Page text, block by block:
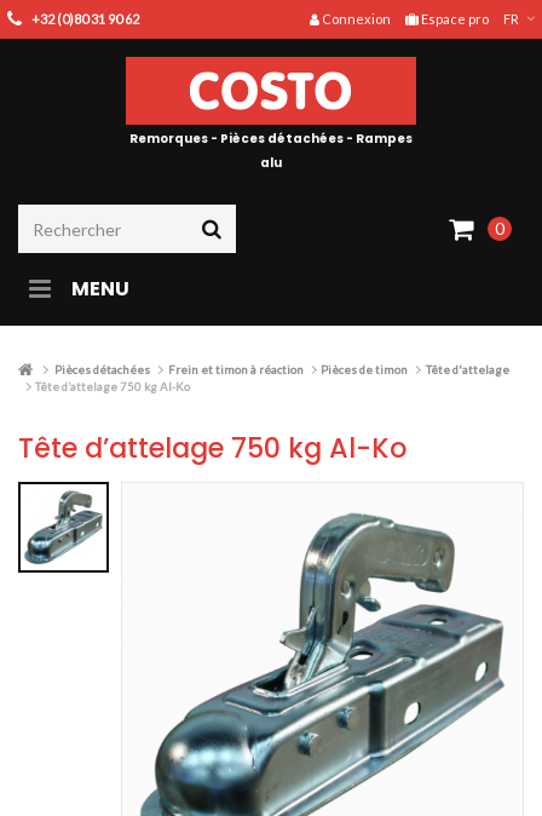
FR
Espace pro
Connexion
+32 (0)80 31 90 62
Remorques - Pièces détachées - Rampes
alu
0
MENU
Pièces détachées Frein et timon à réaction Pièces de timon
Tête d'attelage
Tête d’attelage 750 kg Al-Ko
Tête d’attelage 750 kg Al-Ko